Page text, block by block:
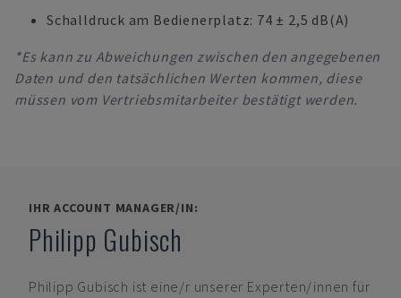
Schalldruck am Bedienerplatz: 74 ± 2,5 dB(A)
*Es kann zu Abweichungen zwischen den angegebenen
Daten und den tatsächlichen Werten kommen, diese
müssen vom Vertriebsmitarbeiter bestätigt werden.
IHR ACCOUNT MANAGER/IN:
Philipp Gubisch
Philipp Gubisch ist eine/r unserer Experten/innen für